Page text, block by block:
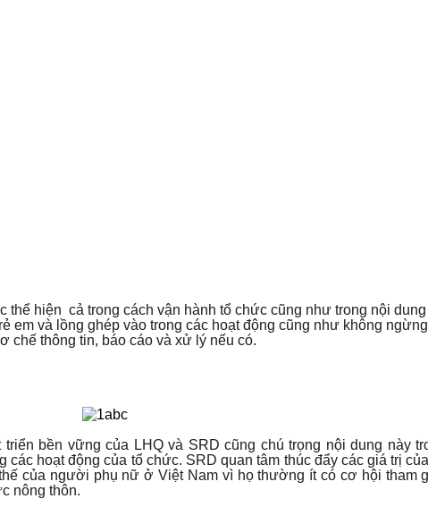
thể hiện cả trong cách vận hành tổ chức cũng như trong nội
em và lồng ghép vào trong các hoạt động cũng như không
chế thông tin, báo cáo và xử lý nếu có.
bền vững của LHQ và SRD cũng chú trọng nội dung này
các hoạt động của tổ chức. SRD quan tâm thúc đẩy các giá trị
của người phụ nữ ở Việt Nam vì họ thường ít có cơ hội tham
nông thôn.